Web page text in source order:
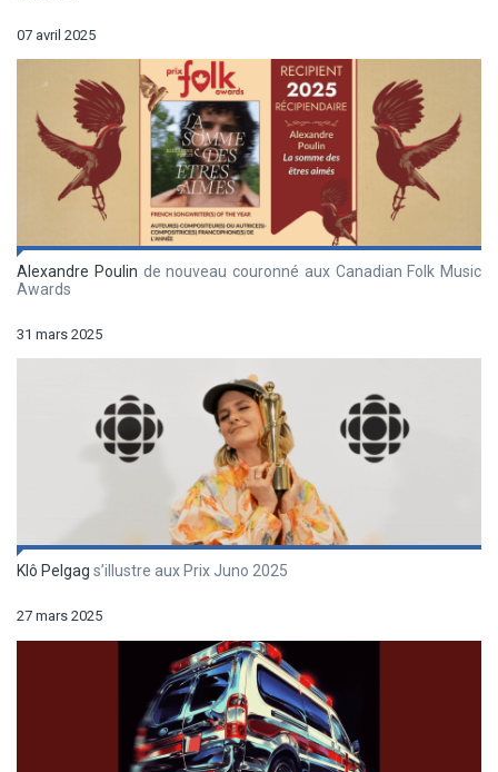
07 avril 2025
Alexandre Poulin de nouveau couronné aux Canadian Folk Music
Awards
31 mars 2025
Klô Pelgag s’illustre aux Prix Juno 2025
27 mars 2025